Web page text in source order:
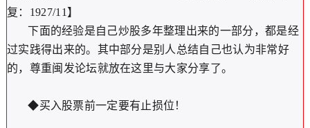
复：1927/11】
下面的经验是自己炒股多年整理出来的一部分，都是经
过实践得出来的。其中部分是别人总结自己也认为非常好
的，尊重闽发论坛就放在这里与大家分享了。
◆买入股票前一定要有止损位！